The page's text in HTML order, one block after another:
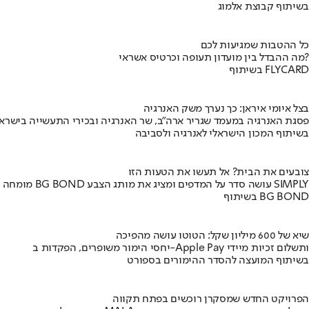
בשיתוף קבוצת אלמוג
כל ההטבות שמגיעות לכם
מה ההבדל בין מועדון תעופה וכרטיס אשראי?
בשיתוף FLYCARD
בצל איומי איראן: כך נערך משק האנרגיה
פסגת האנרגיה במעמד שגריר ארה"ב, שר האנרגיה ובכירי התעשייה
בשיתוף המכון הישראלי לאנרגיה ולסביבה
צובעים את הבית? אל תעשו את הטעות הזו
מומחה BG BOND עושה סדר על המדפים ומציג את מותג הצבע SIMPLY
בשיתוף BG BOND
שיא של 600 מיליון שקל: הטוטו עושה מהפיכה
יחסי הימור משופרים, הפקדות ב-Apple Pay ותשלום זכיות מיידי
בשיתוף המועצה להסדר ההימורים בספורט
הפרויקט החדש שמסקרן רוכשים בפתח תקווה